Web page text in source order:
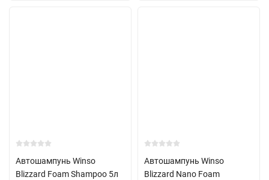
Автошампунь Winso
Blizzard Foam Shampoo 5л
Автошампунь Winso
Blizzard Nano Foam